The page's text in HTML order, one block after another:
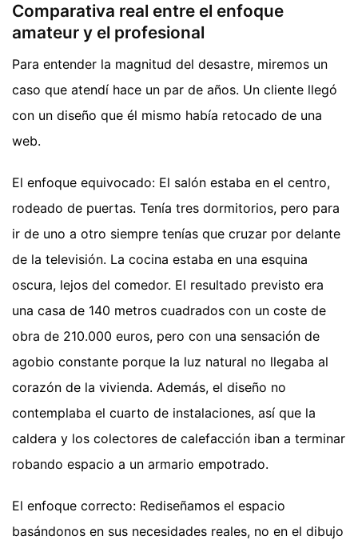
Comparativa real entre el enfoque
amateur y el profesional
Para entender la magnitud del desastre, miremos un
caso que atendí hace un par de años. Un cliente llegó
con un diseño que él mismo había retocado de una
web.
El enfoque equivocado: El salón estaba en el centro,
rodeado de puertas. Tenía tres dormitorios, pero para
ir de uno a otro siempre tenías que cruzar por delante
de la televisión. La cocina estaba en una esquina
oscura, lejos del comedor. El resultado previsto era
una casa de 140 metros cuadrados con un coste de
obra de 210.000 euros, pero con una sensación de
agobio constante porque la luz natural no llegaba al
corazón de la vivienda. Además, el diseño no
contemplaba el cuarto de instalaciones, así que la
caldera y los colectores de calefacción iban a terminar
robando espacio a un armario empotrado.
El enfoque correcto: Rediseñamos el espacio
basándonos en sus necesidades reales, no en el dibujo